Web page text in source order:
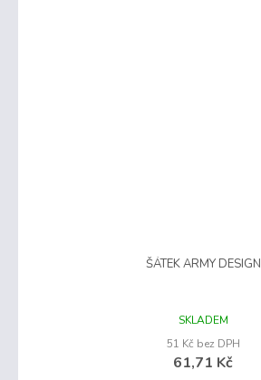
ŠÁTEK ARMY DESIGN
hodnocení
produktu
je
5,0
SKLADEM
51 Kč bez DPH
61,71 Kč